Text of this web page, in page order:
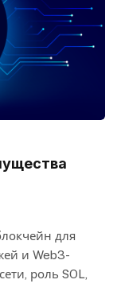
для
и Web3-
роль SOL,